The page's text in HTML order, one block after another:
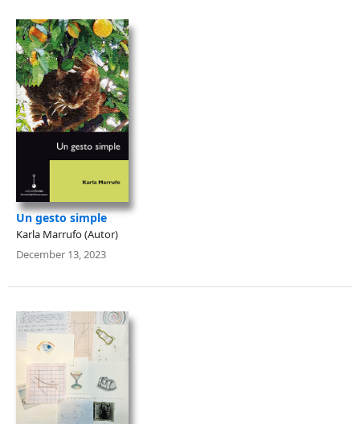
Un gesto simple
Karla Marrufo (Autor)
December 13, 2023